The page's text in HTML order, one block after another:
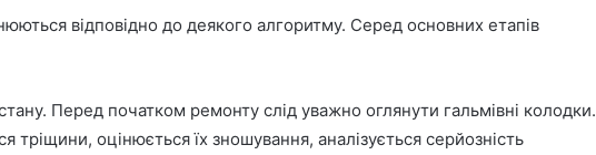
відповідно до деякого алгоритму. Серед основних етапів
Перед початком ремонту слід уважно оглянути гальмівні колодки.
тріщини, оцінюється їх зношування, аналізується серйозність